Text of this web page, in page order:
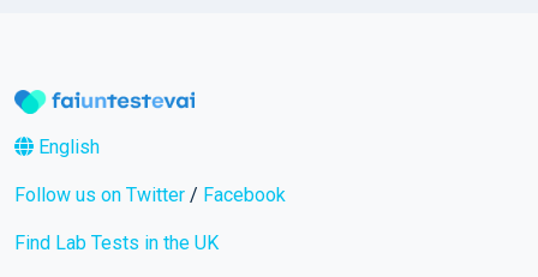
English
Follow us on Twitter / Facebook
Find Lab Tests in the UK